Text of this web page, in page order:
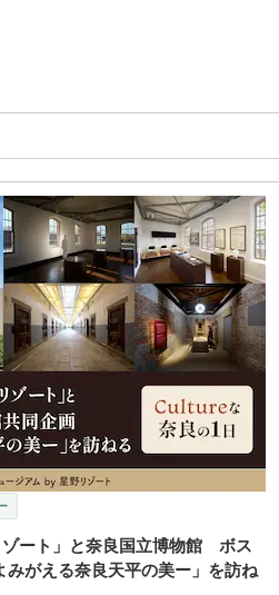
ゾート」と奈良国立博物館 ボス
みがえる奈良天平の美ー」を訪ね